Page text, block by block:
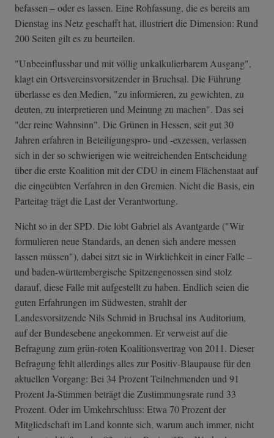
befassen – oder es lassen. Eine Rohfassung, die es bereits am
Dienstag ins Netz geschafft hat, illustriert die Dimension: Rund
200 Seiten gilt es zu beurteilen.
"Unbeeinflussbar und mit völlig unkalkulierbarem Ausgang",
klagt ein Ortsvereinsvorsitzender in Bruchsal. Die Führung
überlasse es den Medien, "zu informieren, zu gewichten, zu
deuten, zu interpretieren und Meinung zu machen". Das sei
"der reine Wahnsinn". Die Grünen in Hessen, seit gut 30
Jahren erfahren in Beteiligungspro- und -exzessen, verlassen
sich in der so schwierigen wie weitreichenden Entscheidung
über die erste Koalition mit der CDU in einem Flächenstaat auf
die eingeübten Verfahren in den Gremien. Nicht die Basis, ein
Parteitag trägt die Last der Verantwortung.
Nicht so in der SPD. Die lobt Gabriel als Avantgarde ("Wir
formulieren neue Standards, an denen sich andere messen
lassen müssen"), dabei sitzt sie in Wirklichkeit in einer Falle –
und baden-württembergische Spitzengenossen sind stolz
darauf, diese Falle mit aufgestellt zu haben. Endlich seien die
guten Erfahrungen im Südwesten, strahlt der
Landesvorsitzende Nils Schmid in Bruchsal ins Auditorium,
auf der Bundesebene angekommen. Er verweist auf die
Befragung zum grün-roten Koalitionsvertrag von 2011. Dieser
Befragung fehlt allerdings alles zur Positiv-Blaupause für den
aktuellen Vorgang: Bei 34 Prozent Teilnehmenden und 91
Prozent Ja-Stimmen beträgt die Zustimmungsrate rund 33
Prozent. Oder im Umkehrschluss: Etwa 70 Prozent der
Mitgliedschaft im Land konnte sich, warum auch immer, nicht